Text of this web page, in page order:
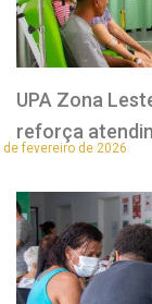
UPA Zona
reforça
de fevereiro de 2026